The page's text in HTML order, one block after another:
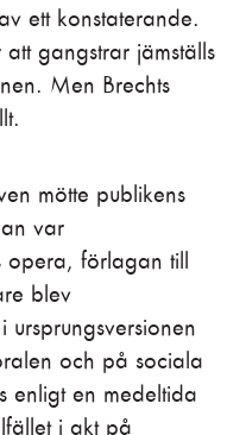
ett konstaterande.
gangstrar jämställs
Men Brechts
mötte publikens
var
opera, förlagan till
blev
ursprungsversionen
och på sociala
enligt en medeltida
i akt på